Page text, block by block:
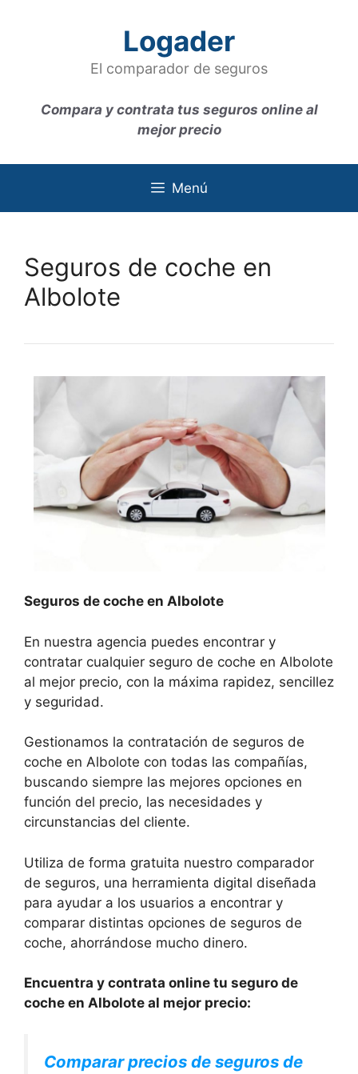
Logader
El comparador de seguros
Compara y contrata tus seguros online al
mejor precio
Menú
Seguros de coche en
Albolote
Seguros de coche en Albolote
En nuestra agencia puedes encontrar y
contratar cualquier seguro de coche en Albolote
al mejor precio, con la máxima rapidez, sencillez
y seguridad.
Gestionamos la contratación de seguros de
coche en Albolote con todas las compañías,
buscando siempre las mejores opciones en
función del precio, las necesidades y
circunstancias del cliente.
Utiliza de forma gratuita nuestro comparador
de seguros, una herramienta digital diseñada
para ayudar a los usuarios a encontrar y
comparar distintas opciones de seguros de
coche, ahorrándose mucho dinero.
Encuentra y contrata online tu seguro de
coche en Albolote al mejor precio:
Comparar precios de seguros de